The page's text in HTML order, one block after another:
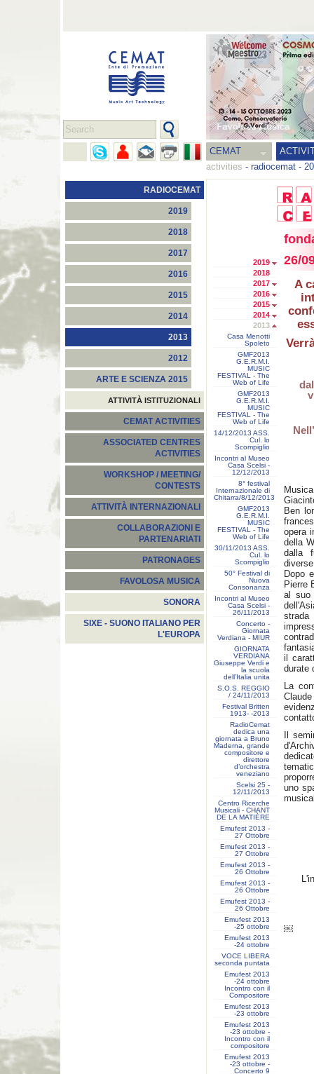
CEMAT
activities - radiocemat -
RADIOCEMAT
2019
2018
2017
2016
2015
2014
2013
2012
ARTE E SCIENZA 2015
ATTIVITÀ ISTITUZIONALI
CEMAT ACTIVITIES
ASSOCIATED CENTRES
ACTIVITIES
WORKSHOP / MEETING/
CONTESTS
ATTIVITÀ INTERNAZIONALI
COLLABORAZIONI E
PARTENARIATI
PATRONAGES
FAVOLOSA MUSICA
SONORA
SIXE - SUONO ITALIANO PER
L'EUROPA
2019
2018
2017
2016
2015
2014
2013
Casa Menotti
Spoleto
GMF2013
G.E.R.M.I.
MUSIC
FESTIVAL - The
Web of Life
GMF2013
G.E.R.M.I.
MUSIC
FESTIVAL - The
Web of Life
14/12/2013 ASS.
Cul. lo
Scompiglio
Incontri al Museo
Casa Scelsi -
12/12/2013
8° festival
Internazionale di
Chitarra/8/12/2013
GMF2013
G.E.R.M.I.
MUSIC
FESTIVAL - The
Web of Life
30/11/2013 ASS.
Cul. lo
Scompiglio
50° Festival di
Nuova
Consonanza
Incontri al Museo
Casa Scelsi -
26/11/2013
Concerto -
Giornata
Verdiana - MIUR
GIORNATA
VERDIANA
Giuseppe Verdi e
la scuola
dell’Italia unita
S.O.S. REGGIO
/ 24/11/2013
Festival Britten
1913- ‐2013
RadioCemat
dedica una
giornata a Bruno
Maderna, grande
compositore e
direttore
d’orchestra
veneziano
Scelsi 25 -
12/11/2013
Centro Ricerche
Musicali - CHANT
DE LA MATIÈRE
Emufest 2013 -
27 Ottobre
Emufest 2013 -
27 Ottobre
Emufest 2013 -
26 Ottobre
Emufest 2013 -
26 Ottobre
Emufest 2013 -
26 Ottobre
Emufest 2013
-25 ottobre
Emufest 2013
-24 ottobre
VOCE LIBERA
seconda puntata
Emufest 2013
-24 ottobre
Incontro con il
Compositore
Emufest 2013
-23 ottobre
Emufest 2013
-23 ottobre -
Incontro con il
compositore
Emufest 2013
-23 ottobre -
Concerto 9
26/
A
Ben
opera
della
dalla
Dopo
Pierre
al suo
il
durate
La
Il
uno
￼